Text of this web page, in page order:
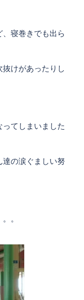
寝巻きでも出ら
けがあったりし
てしまいました
の涙ぐましい努
。